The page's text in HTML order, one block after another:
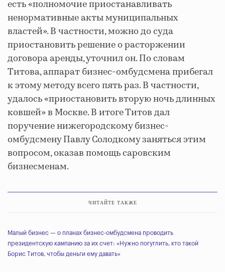
есть «полномочие приостанавливать
ненормативные акты муниципальных
властей». В частности, можно до суда
приостановить решение о расторжении
договора аренды, уточнил он. По словам
Титова, аппарат бизнес-омбудсмена прибегал
к этому методу всего пять раз. В частности,
удалось «приостановить вторую ночь длинных
ковшей» в Москве. В итоге Титов дал
поручение нижегородскому бизнес-
омбудсмену Павлу Солодкому заняться этим
вопросом, оказав помощь саровским
бизнесменам.
ЧИТАЙТЕ ТАКЖЕ
Малый бизнес — о планах бизнес-омбудсмена проводить
президентскую кампанию за их счет: «Нужно погуглить, кто такой
Борис Титов, чтобы деньги ему давать»